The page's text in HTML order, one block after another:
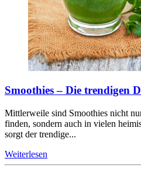
Smoothies – Die trendigen
Mittlerweile sind Smoothies nicht
finden, sondern auch in vielen
sorgt der trendige...
Weiterlesen